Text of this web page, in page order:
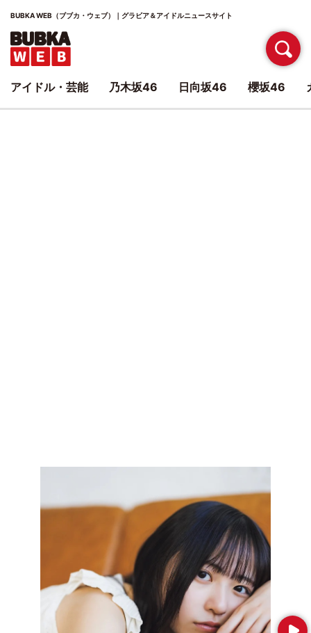
BUBKA WEB（ブブカ・ウェブ）｜グラビア＆アイドルニュースサイト
Next
アイドル・芸能 乃木坂46 日向坂46 櫻坂46